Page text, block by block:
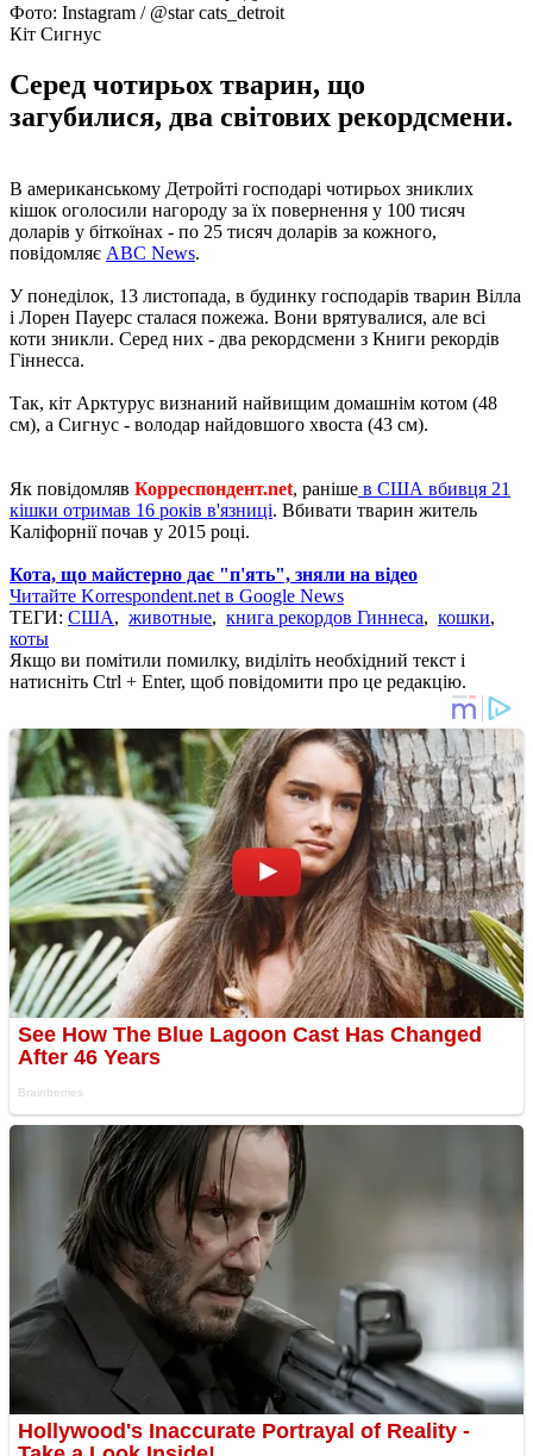
Фото: Instagram / @star cats_detroit
Кіт Сигнус
Серед чотирьох тварин, що
загубилися, два світових рекордсмени.
В американському Детройті господарі чотирьох зниклих
кішок оголосили нагороду за їх повернення у 100 тисяч
доларів у біткоїнах - по 25 тисяч доларів за кожного,
повідомляє ABC News.
У понеділок, 13 листопада, в будинку господарів тварин Вілла
і Лорен Пауерс сталася пожежа. Вони врятувалися, але всі
коти зникли. Серед них - два рекордсмени з Книги рекордів
Гіннесса.
Так, кіт Арктурус визнаний найвищим домашнім котом (48
см), а Сигнус - володар найдовшого хвоста (43 см).
Як повідомляв Корреспондент.net, раніше в США вбивця 21
кішки отримав 16 років в'язниці. Вбивати тварин житель
Каліфорнії почав у 2015 році.
Кота, що майстерно дає "п'ять", зняли на відео
Читайте Korrespondent.net в Google News
ТЕГИ: США, животные, книга рекордов Гиннеса, кошки,
коты
Якщо ви помітили помилку, виділіть необхідний текст і
натисніть Ctrl + Enter, щоб повідомити про це редакцію.